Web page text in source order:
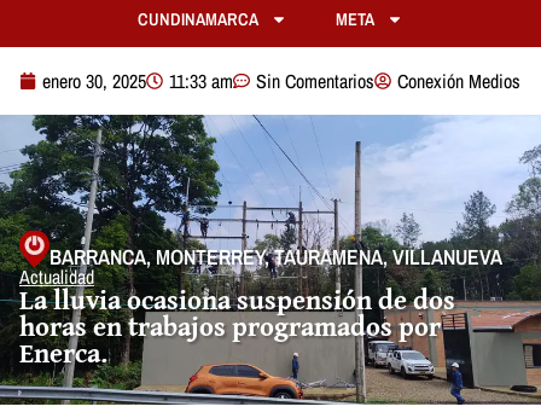
CUNDINAMARCA META
enero 30, 2025 11:33 am Sin Comentarios Conexión Medios
BARRANCA,MONTERREY,TAURAMENA,VILLANUEVA
Actualidad
La lluvia ocasiona suspensión de dos
horas en trabajos programados por
Enerca.